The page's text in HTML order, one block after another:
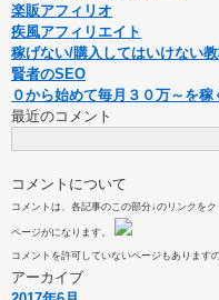
楽販アフィリオ
疾風アフィリエイト
稼げない/購入してはいけない
賢者のSEO
０から始めて毎月３０万～を
最近のコメント
コメントについて
コメントは、各記事のこの部分↓のリンクを
ページがになります。
コメントを許可していないページもあります
アーカイブ